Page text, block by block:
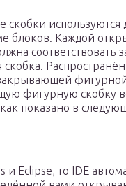
скобки используются
блоков. Каждой
соответствовать
фигурную скобку
показано в
Eclipse, то IDE